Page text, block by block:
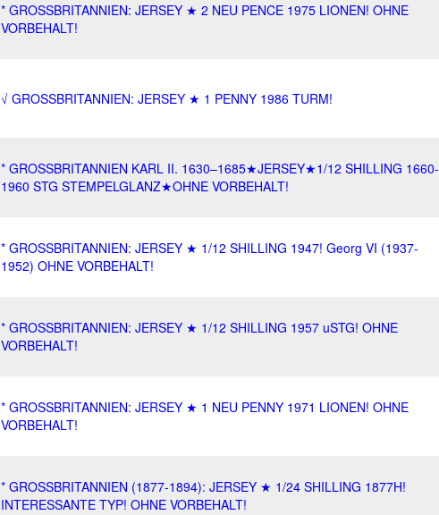
* GROSSBRITANNIEN: JERSEY ★ 2 NEU PENCE 1975 LIONEN! OHNE
VORBEHALT!
√ GROSSBRITANNIEN: JERSEY ★ 1 PENNY 1986 TURM!
* GROSSBRITANNIEN KARL II. 1630–1685★JERSEY★1/12 SHILLING 1660-
1960 STG STEMPELGLANZ★OHNE VORBEHALT!
* GROSSBRITANNIEN: JERSEY ★ 1/12 SHILLING 1947! Georg VI (1937-
1952) OHNE VORBEHALT!
* GROSSBRITANNIEN: JERSEY ★ 1/12 SHILLING 1957 uSTG! OHNE
VORBEHALT!
* GROSSBRITANNIEN: JERSEY ★ 1 NEU PENNY 1971 LIONEN! OHNE
VORBEHALT!
* GROSSBRITANNIEN (1877-1894): JERSEY ★ 1/24 SHILLING 1877H!
INTERESSANTE TYP! OHNE VORBEHALT!